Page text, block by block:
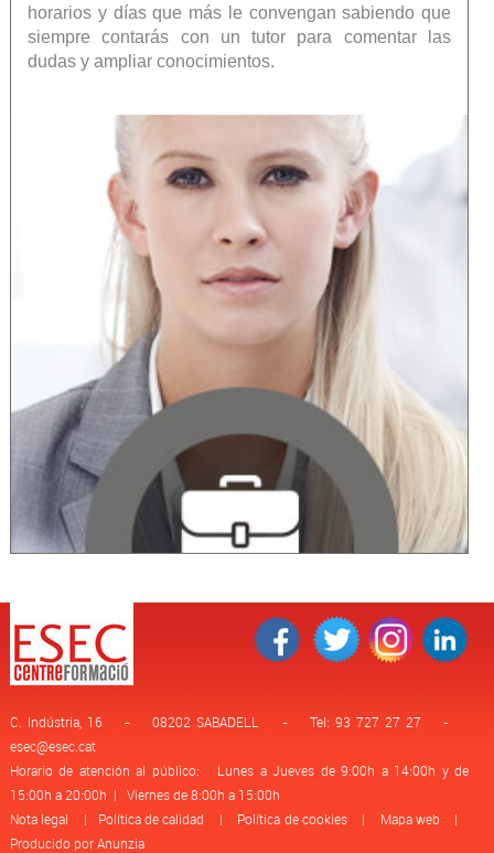
horarios y días que más le convengan sabiendo que
siempre contarás con un tutor para comentar las
dudas y ampliar conocimientos.
C. Indústria, 16 - 08202 SABADELL - Tel: 93 727 27 27 -
esec@esec.cat
Horario de atención al público: Lunes a Jueves de 9:00h a 14:00h y de
15:00h a 20:00h | Viernes de 8:00h a 15:00h
Nota legal | Política de calidad | Política de cookies| Mapa web |
Producido por Anunzia